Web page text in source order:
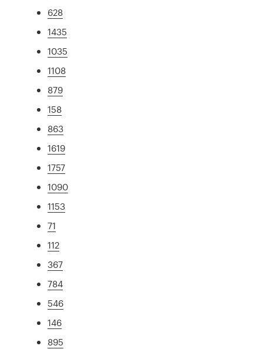
628
1435
1035
1108
879
158
863
1619
1757
1090
1153
71
112
367
784
546
146
895